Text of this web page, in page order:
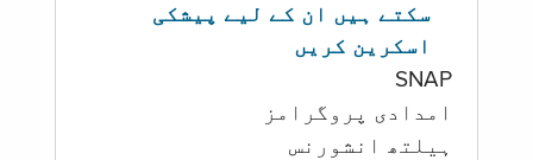
سکتے ہیں ان کے لیے پیشکی
اسکرین کریں
SNAP
امدادی پروگرامز
‏ہیلتھ انشورنس